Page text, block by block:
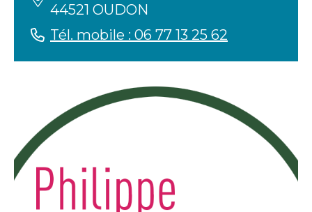
44521 OUDON
Tél. mobile : 06 77 13 25 62